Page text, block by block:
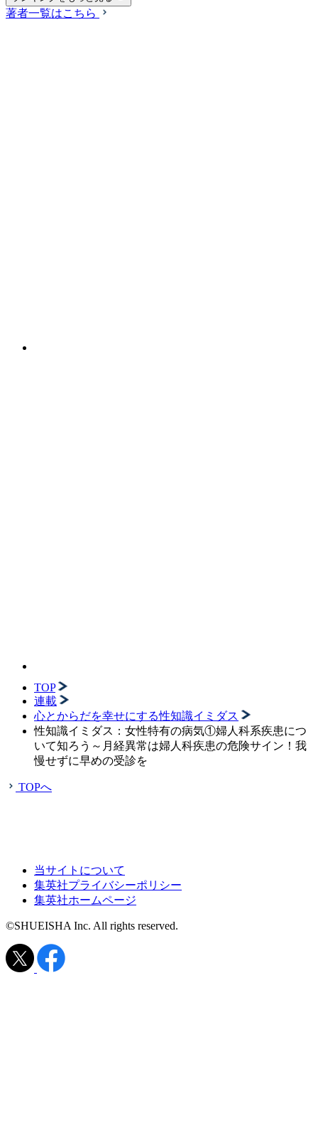
著者一覧はこちら
TOP
連載
心とからだを幸せにする性知識イミダス
性知識イミダス：女性特有の病気①婦人科系疾患につ
いて知ろう～月経異常は婦人科疾患の危険サイン！我
慢せずに早めの受診を
TOPへ
当サイトについて
集英社プライバシーポリシー
集英社ホームページ
©SHUEISHA Inc. All rights reserved.